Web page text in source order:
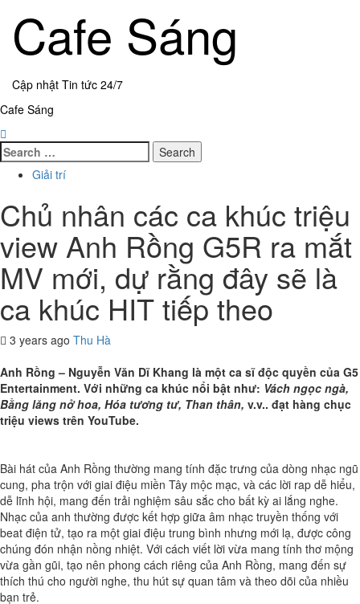
contentCafe Sáng
Cập nhật Tin tức 24/7
Primary
Cafe Sáng
Search
for:
Giải trí
Chủ nhân các ca khúc triệu
view Anh Rồng G5R ra mắt
MV mới, dự rằng đây sẽ là
ca khúc HIT tiếp theo
3 years ago Thu Hà
Anh Rồng – Nguyễn Văn Dĩ Khang là một ca sĩ độc quyền của G5
Entertainment. Với những ca khúc nổi bật như: Vách ngọc ngà,
Bằng lăng nở hoa, Hóa tương tư, Than thân, v.v.. đạt hàng chục
triệu views trên YouTube.
Bài hát của Anh Rồng thường mang tính đặc trưng của dòng nhạc ngũ
cung, pha trộn với giai điệu miền Tây mộc mạc, và các lời rap dễ hiểu,
dễ lĩnh hội, mang đến trải nghiệm sâu sắc cho bất kỳ ai lắng nghe.
Nhạc của anh thường được kết hợp giữa âm nhạc truyền thống với
beat điện tử, tạo ra một giai điệu trung bình nhưng mới lạ, được công
chúng đón nhận nồng nhiệt. Với cách viết lời vừa mang tính thơ mộng
vừa gần gũi, tạo nên phong cách riêng của Anh Rồng, mang đến sự
thích thú cho người nghe, thu hút sự quan tâm và theo dõi của nhiều
bạn trẻ.